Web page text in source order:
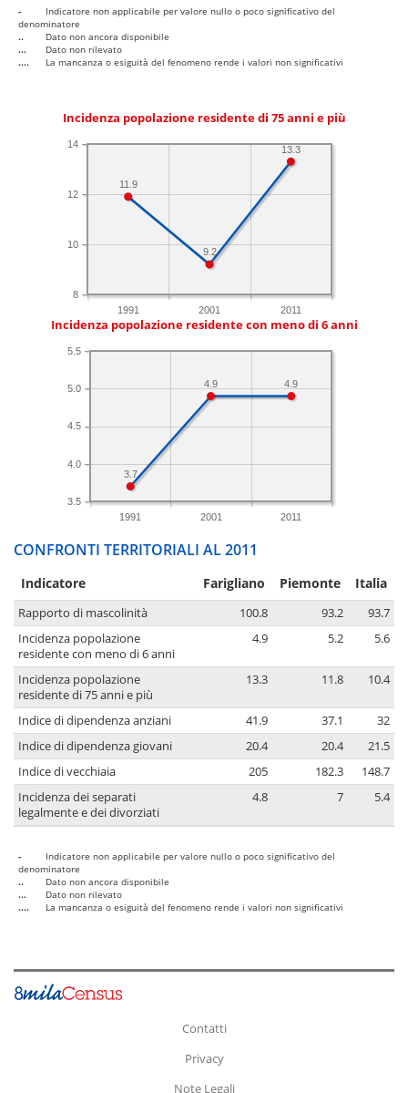
-
Indicatore non applicabile per valore nullo o poco significativo del
denominatore
..
Dato non ancora disponibile
...
Dato non rilevato
....
La mancanza o esiguità del fenomeno rende i valori non significativi
Incidenza popolazione residente di 75 anni e più
1991 2001 2011
8
10
12
14 13.3
9.2
11.9
Incidenza popolazione residente con meno di 6 anni
1991 2001 2011
3.5
4.0
4.5
5.0
5.5
4.9
4.9
3.7
CONFRONTI TERRITORIALI AL 2011
Indicatore Farigliano Piemonte Italia
Rapporto di mascolinità 100.8 93.2
93.7
Incidenza popolazione
residente con meno di 6 anni
4.9 5.2 5.6
Incidenza popolazione
residente di 75 anni e più
13.3 11.8 10.4
Indice di dipendenza anziani 41.9 37.1
32
Indice di dipendenza giovani
20.4 20.4
21.5
Indice di vecchiaia
205 182.3
148.7
Incidenza dei separati
legalmente e dei divorziati
4.8 7 5.4
-
Indicatore non applicabile per valore nullo o poco significativo del
denominatore
..
Dato non ancora disponibile
...
Dato non rilevato
....
La mancanza o esiguità del fenomeno rende i valori non significativi
Contatti
Privacy
Note Legali